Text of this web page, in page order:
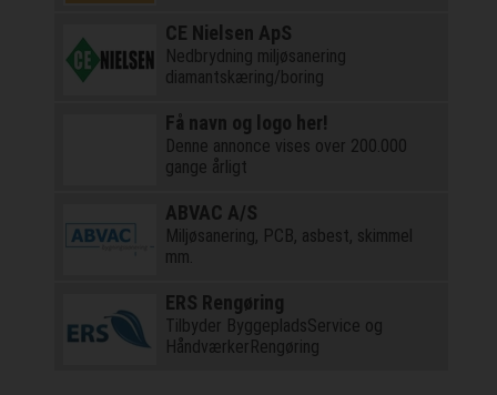
CE Nielsen ApS
Nedbrydning miljøsanering
diamantskæring/boring
Få navn og logo her!
Denne annonce vises over 200.000
gange årligt
ABVAC A/S
Miljøsanering, PCB, asbest, skimmel
mm.
ERS Rengøring
Tilbyder ByggepladsService og
HåndværkerRengøring